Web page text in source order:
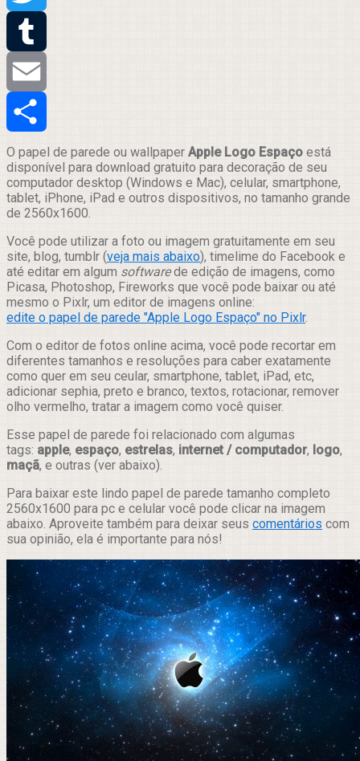
Twitter
Tumblr
Email
Compartilhar
O papel de parede ou wallpaper Apple Logo Espaço está
disponível para download gratuito para decoração de seu
computador desktop (Windows e Mac), celular, smartphone,
tablet, iPhone, iPad e outros dispositivos, no tamanho grande
de 2560x1600.
Você pode utilizar a foto ou imagem gratuitamente em seu
site, blog, tumblr (veja mais abaixo), timelime do Facebook e
até editar em algum softwarede edição de imagens, como
Picasa, Photoshop, Fireworks que você pode baixar ou até
mesmo o Pixlr, um editor de imagens online:
edite o papel de parede "Apple Logo Espaço" no Pixlr.
Com o editor de fotos online acima, você pode recortar em
diferentes tamanhos e resoluções para caber exatamente
como quer em seu ceular, smartphone, tablet, iPad, etc,
adicionar sephia, preto e branco, textos, rotacionar, remover
olho vermelho, tratar a imagem como você quiser.
Esse papel de parede foi relacionado com algumas
tags: apple, espaço, estrelas, internet / computador, logo,
maçã, e outras (ver abaixo).
Para baixar este lindo papel de parede tamanho completo
2560x1600 para pc e celular você pode clicar na imagem
abaixo. Aproveite também para deixar seus comentários com
sua opinião, ela é importante para nós!